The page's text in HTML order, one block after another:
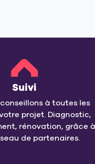
Suivi
à toutes les
projet. Diagnostic,
rénovation, grâce à
de partenaires.